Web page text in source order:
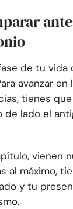
de tu vida
avanzar
tienes
de lado el
vienen
al máximo,
y tu